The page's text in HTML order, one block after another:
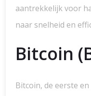
aantrekkelijk voor
naar snelheid en
Bitcoin
Bitcoin, de eerste